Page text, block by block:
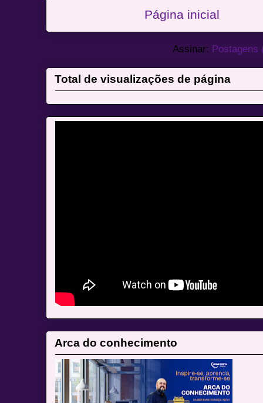
Página inicial
Assinar: Postagens
Total de visualizações de página
Arca do conhecimento